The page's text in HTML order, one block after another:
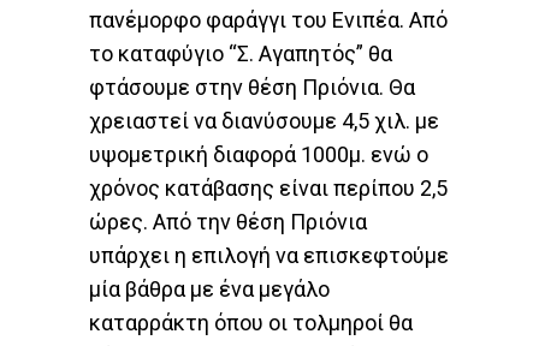
πανέμορφο φαράγγι του Ενιπέα. Από
το καταφύγιο “Σ. Αγαπητός” θα
φτάσουμε στην θέση Πριόνια. Θα
χρειαστεί να διανύσουμε 4,5 χιλ. με
υψομετρική διαφορά 1000μ. ενώ ο
χρόνος κατάβασης είναι περίπου 2,5
ώρες. Από την θέση Πριόνια
υπάρχει η επιλογή να επισκεφτούμε
μία βάθρα με ένα μεγάλο
καταρράκτη όπου οι τολμηροί θα